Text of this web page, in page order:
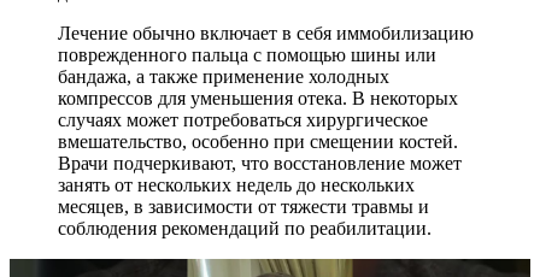
Лечение обычно включает в себя иммобилизацию
поврежденного пальца с помощью шины или
бандажа, а также применение холодных
компрессов для уменьшения отека. В некоторых
случаях может потребоваться хирургическое
вмешательство, особенно при смещении костей.
Врачи подчеркивают, что восстановление может
занять от нескольких недель до нескольких
месяцев, в зависимости от тяжести травмы и
соблюдения рекомендаций по реабилитации.